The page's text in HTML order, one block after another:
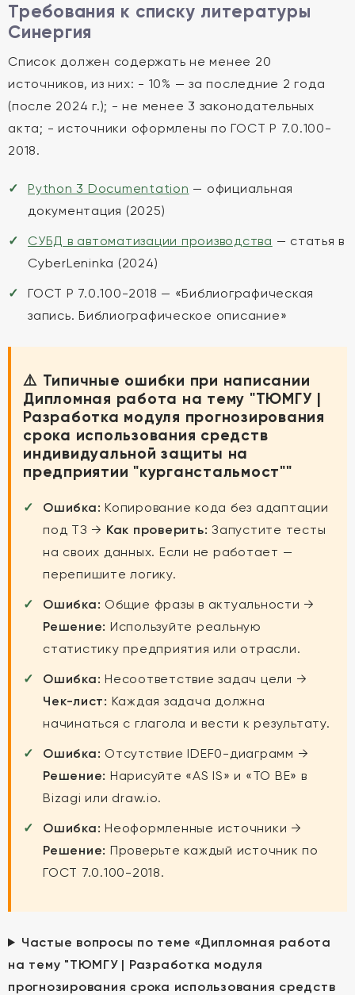
Требования к списку литературы
Синергия
Список должен содержать не менее 20
источников, из них: - 10% — за последние 2 года
(после 2024 г.); - не менее 3 законодательных
акта; - источники оформлены по ГОСТ Р 7.0.100-
2018.
Python 3 Documentation — официальная
документация (2025)
СУБД в автоматизации производства — статья в
CyberLeninka (2024)
ГОСТ Р 7.0.100-2018 — «Библиографическая
запись. Библиографическое описание»
⚠️ Типичные ошибки при написании
Дипломная работа на тему "ТЮМГУ |
Разработка модуля прогнозирования
срока использования средств
индивидуальной защиты на
предприятии "курганстальмост""
Ошибка: Копирование кода без адаптации
под ТЗ → Как проверить: Запустите тесты
на своих данных. Если не работает —
перепишите логику.
Ошибка: Общие фразы в актуальности →
Решение: Используйте реальную
статистику предприятия или отрасли.
Ошибка: Несоответствие задач цели →
Чек-лист: Каждая задача должна
начинаться с глагола и вести к результату.
Ошибка: Отсутствие IDEF0-диаграмм →
Решение: Нарисуйте «AS IS» и «TO BE» в
Bizagi или draw.io.
Ошибка: Неоформленные источники →
Решение: Проверьте каждый источник по
ГОСТ 7.0.100-2018.
Частые вопросы по теме «Дипломная работа
на тему "ТЮМГУ | Разработка модуля
прогнозирования срока использования средств